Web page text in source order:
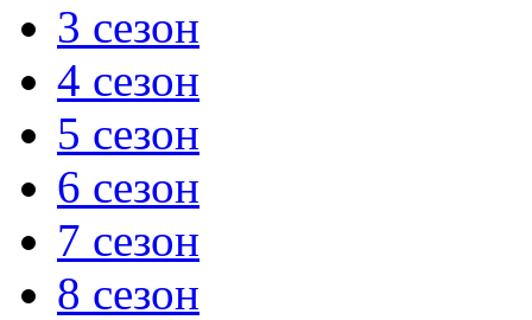
3 сезон
4 сезон
5 сезон
6 сезон
7 сезон
8 сезон